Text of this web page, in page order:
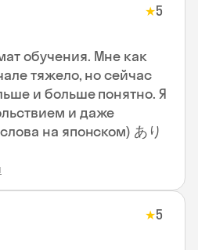
★5
обучения. Мне как
тяжело, но сейчас
и больше понятно. Я
и даже
на японском) あり
★5